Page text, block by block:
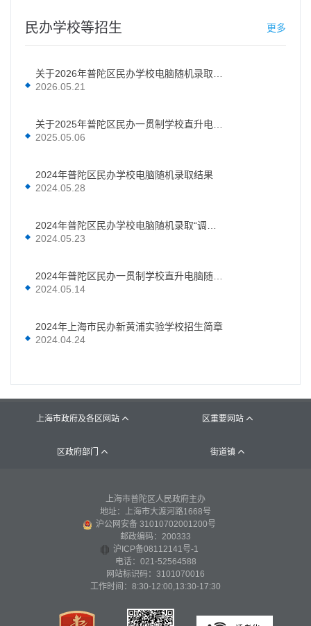
民办学校等招生 更多
2026.05.21
2025.05.06
2024年普陀区民办学校电脑随机录取结果
2024.05.28
2024.05.23
2024.05.14
2024年上海市民办新黄浦实验学校招生简章
2024.04.24
上海市政府及各区网站  区重要网站 
区政府部门  街道镇 
上海市普陀区人民政府主办
地址：上海市大渡河路1668号
沪公网安备 31010702001200号
邮政编码：200333
沪ICP备08112141号-1
电话：021-52564588
网站标识码：3101070016
工作时间：8:30-12:00,13:30-17:30